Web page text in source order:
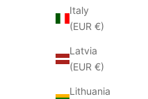
Italy
(EUR €)
Latvia
(EUR €)
Lithuania